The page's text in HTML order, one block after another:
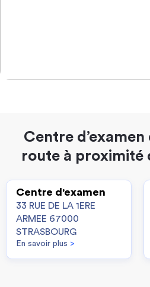
Centre
route à proximité
Centre d'examen
33 RUE DE LA 1ERE
ARMEE 67000
STRASBOURG
En savoir plus >